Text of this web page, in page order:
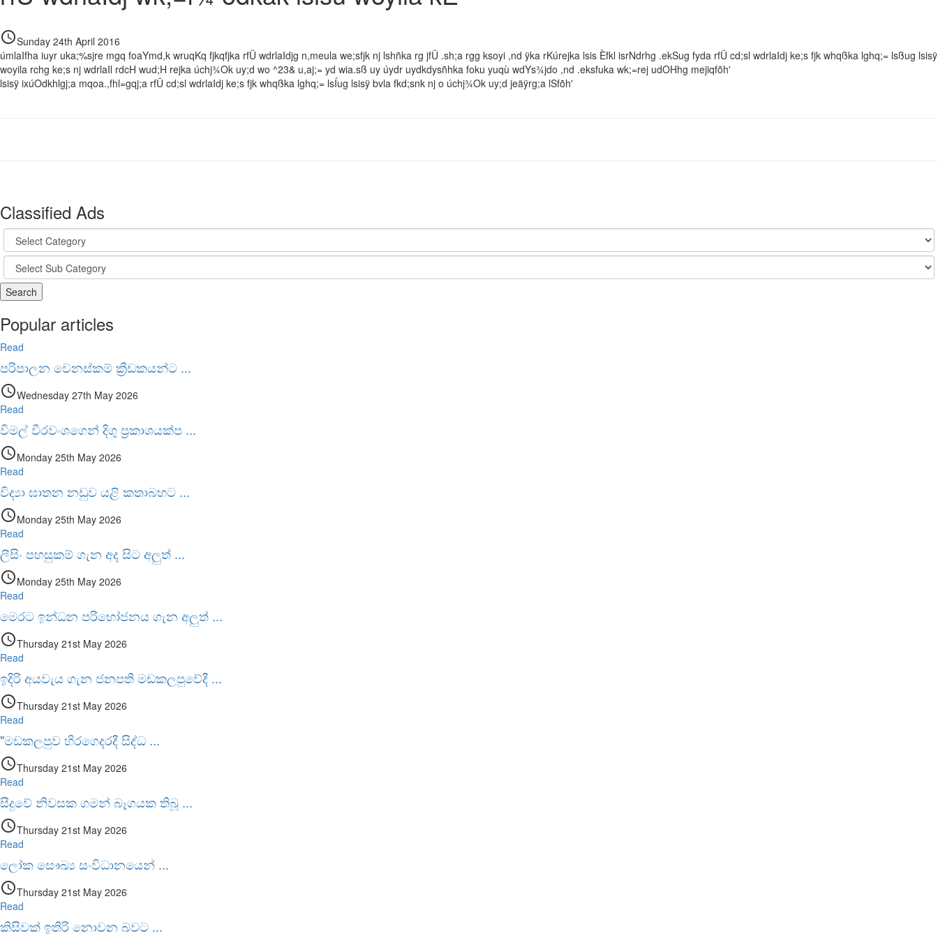
access_timeSunday 24th April 2016
úmlaIfha iuyr uka;%sjre mgq foaYmd,k wruqKq fjkqfjka rfÜ wdrlaIdjg n,meula we;sfjk nj lshñka rg jfÜ .sh;a rgg ksoyi ,nd ÿka rKúrejka lsis Èfkl isrNdrhg .ekSug fyda rfÜ cd;sl wdrlaIdj ke;s fjk whqßka lghq;= lsßug lsisÿ
woyila rchg ke;s nj wdrlaIl rdcH wud;H rejka úchj¾Ok uy;d wo ^23& u,aj;= yd wia.sß uy úydr uydkdysñhka foku yuqù wdYs¾jdo ,nd .eksfuka wk;=rej udOHhg mejiqfõh'
lsisÿ ixúOdkhlgj;a mqoa.,fhl=gqj;a rfÜ cd;sl wdrlaIdj ke;s fjk whqßka lghq;= lsÍug lsisÿ bvla fkd;snk nj o úchj¾Ok uy;d jeäÿrg;a lSfõh'
Classified Ads
Popular articles
Read
පරිපාලන වෙනස්කම් ක්‍රීඩකයන්ට ...
access_timeWednesday 27th May 2026
Read
විමල් වීරවංශගෙන් දිගු ප්‍රකාශයක්ප ...
access_timeMonday 25th May 2026
Read
විද්‍යා ඝාතන නඩුව යළි කතාබහට ...
access_timeMonday 25th May 2026
Read
ලීසිං පහසුකම් ගැන අද සිට අලුත් ...
access_timeMonday 25th May 2026
Read
මෙරට ඉන්ධන පරිභෝජනය ගැන අලුත් ...
access_timeThursday 21st May 2026
Read
ඉදිරි අයවැය ගැන ජනපති මඩකලපුවේදී ...
access_timeThursday 21st May 2026
Read
"මඩකලපුව හිරගෙදරදී සිද්ධ ...
access_timeThursday 21st May 2026
Read
සීදුවේ නිවසක ගමන් බෑගයක තිබූ ...
access_timeThursday 21st May 2026
Read
ලෝක සෞඛ්‍ය සංවිධානයෙන් ...
access_timeThursday 21st May 2026
Read
කිසිවක් ඉතිරි නොවන බවට ...